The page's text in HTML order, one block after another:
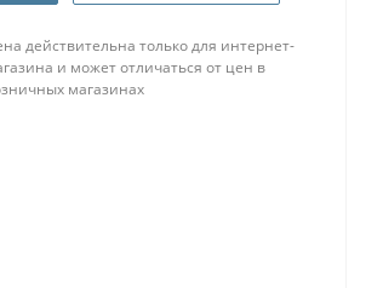
действительна только для интернет-
и может отличаться от цен в
магазинах